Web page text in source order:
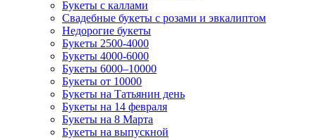
Букеты с каллами
Свадебные букеты с розами и эвкалиптом
Недорогие букеты
Букеты 2500-4000
Букеты 4000-6000
Букеты 6000–10000
Букеты от 10000
Букеты на Татьянин день
Букеты на 14 февраля
Букеты на 8 Марта
Букеты на выпускной